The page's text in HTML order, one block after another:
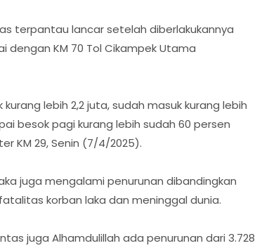
terpantau lancar setelah diberlakukannya
dengan KM 70 Tol Cikampek Utama
lebih 2,2 juta, sudah masuk kurang lebih
besok pagi kurang lebih sudah 60 persen
KM 29, Senin (7/4/2025).
juga mengalami penurunan dibandingkan
korban laka dan meninggal dunia.
juga Alhamdulillah ada penurunan dari 3.728